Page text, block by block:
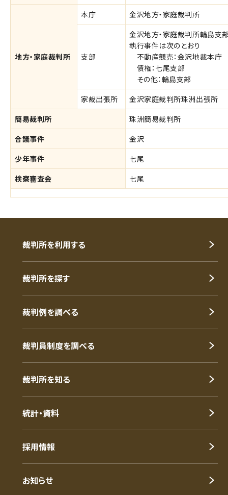
地方・家庭裁判所
本庁 金沢地方・家庭裁判所
支部
金沢地方・家庭裁判所輪島支
執行事件は次のとおり
不動産競売：金沢地裁本庁
債権：七尾支部
その他：輪島支部
家裁出張所
金沢家庭裁判所珠洲出張所
簡易裁判所
珠洲簡易裁判所
合議事件
金沢
少年事件
七尾
検察審査会
七尾
裁判所を利用する
裁判所を探す
裁判例を調べる
裁判員制度を調べる
裁判所を知る
統計・資料
採用情報
お知らせ